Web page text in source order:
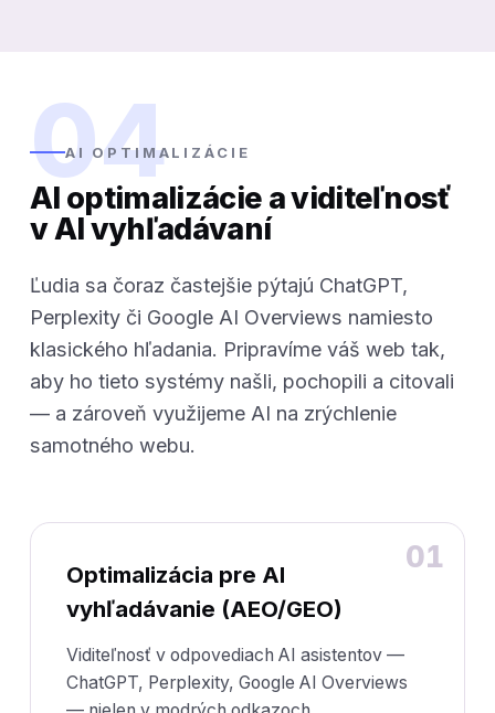
04
AI OPTIMALIZÁCIE
AI optimalizácie a viditeľnosť
v AI vyhľadávaní
Ľudia sa čoraz častejšie pýtajú ChatGPT,
Perplexity či Google AI Overviews namiesto
klasického hľadania. Pripravíme váš web tak,
aby ho tieto systémy našli, pochopili a citovali
— a zároveň využijeme AI na zrýchlenie
samotného webu.
01
Optimalizácia pre AI
vyhľadávanie (AEO/GEO)
Viditeľnosť v odpovediach AI asistentov —
ChatGPT, Perplexity, Google AI Overviews